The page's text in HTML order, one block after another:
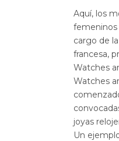
Aquí, los
femeninos
cargo de
francesa,
Watches
Watches
joyas
Un